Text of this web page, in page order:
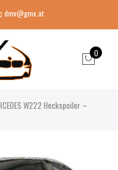
dmv@gmx.at
0
W222 Heckspoiler –